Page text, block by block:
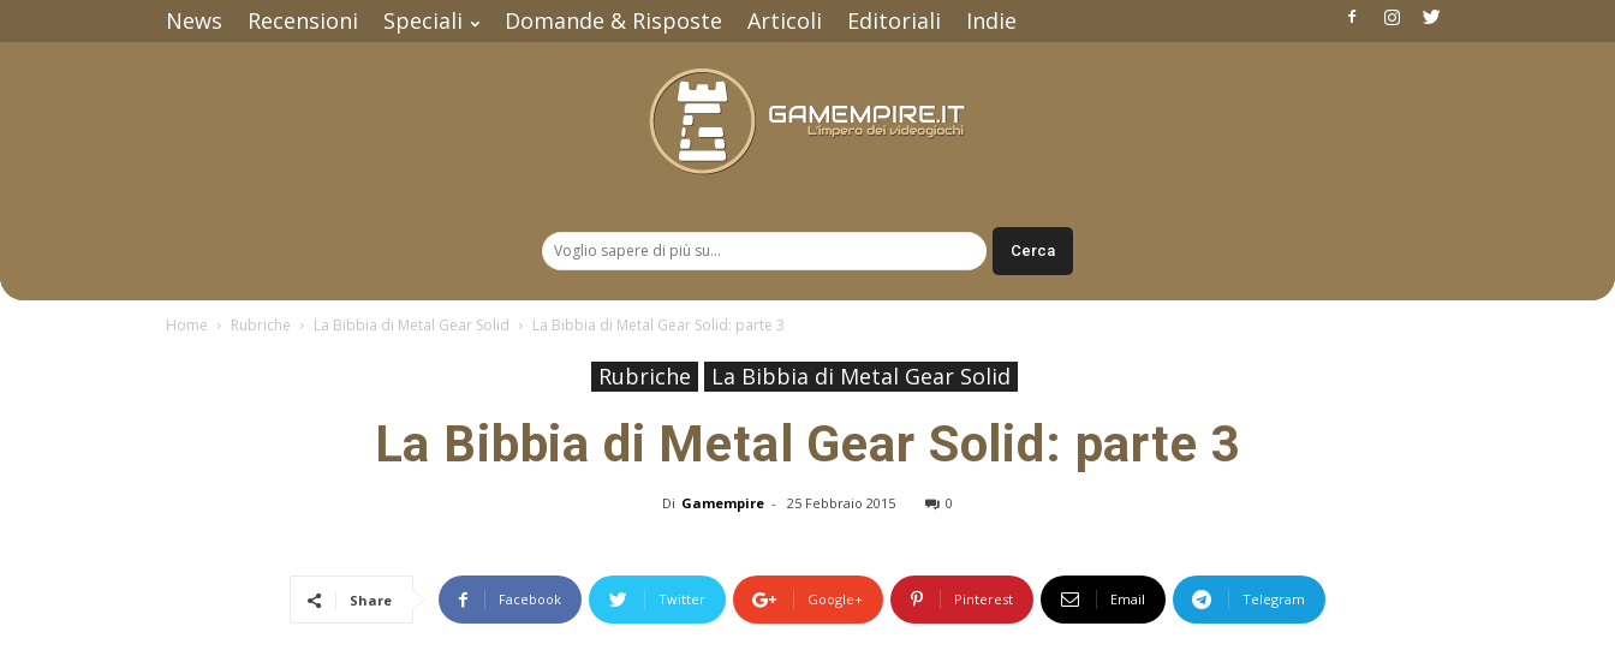
News Recensioni Speciali Domande & Risposte Articoli Editoriali Indie
Home Rubriche La Bibbia di Metal Gear Solid La Bibbia di Metal Gear Solid: parte 3
Rubriche La Bibbia di Metal Gear Solid
La Bibbia di Metal Gear Solid: parte 3
Di Gamempire - 25 Febbraio 2015 0
Share Facebook Twitter Google+ Pinterest Email Telegram